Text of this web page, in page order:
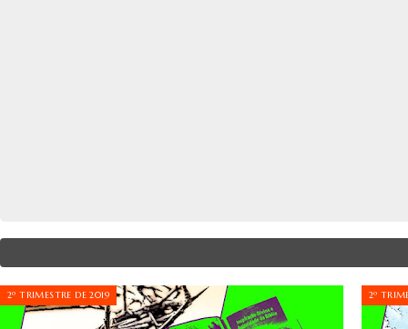
2º TRIMESTRE DE 2019 2º